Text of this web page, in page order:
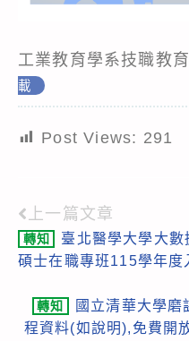
工業教育學系技職教
載
Post Views: 291
Read
more
上一篇文章
轉知
臺北醫學大學大
碩士在職專班115學年度
轉知
國立清華大學
程資料(如說明),免費開